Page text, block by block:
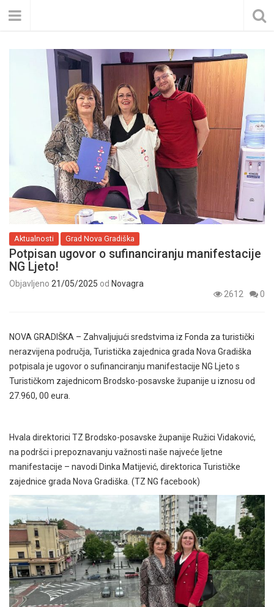
Aktualnosti Grad Nova Gradiška
Potpisan ugovor o sufinanciranju manifestacije
NG Ljeto!
Objavljeno 21/05/2025 od Novagra
2612
0
NOVA GRADIŠKA – Zahvaljujući sredstvima iz Fonda za turistički
nerazvijena područja, Turistička zajednica grada Nova Gradiška
potpisala je ugovor o sufinanciranju manifestacije NG Ljeto s
Turističkom zajednicom Brodsko-posavske županije u iznosu od
27.960, 00 eura.
Hvala direktorici TZ Brodsko-posavske županije Ružici Vidaković,
na podršci i prepoznavanju važnosti naše najveće ljetne
manifestacije – navodi Dinka Matijević, direktorica Turističke
zajednice grada Nova Gradiška. (TZ NG facebook)